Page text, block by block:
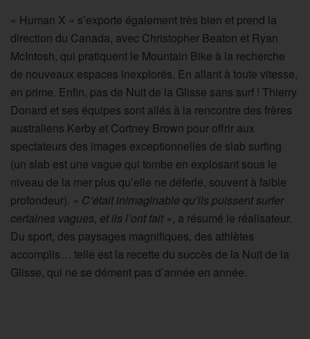
« Human X » s’exporte également très bien et prend la
direction du Canada, avec Christopher Beaton et Ryan
McIntosh, qui pratiquent le Mountain Bike à la recherche
de nouveaux espaces inexplorés. En allant à toute vitesse,
en prime. Enfin, pas de Nuit de la Glisse sans surf ! Thierry
Donard et ses équipes sont allés à la rencontre des frères
australiens Kerby et Cortney Brown pour offrir aux
spectateurs des images exceptionnelles de slab surfing
(un slab est une vague qui tombe en explosant sous le
niveau de la mer plus qu’elle ne déferle, souvent à faible
profondeur). « C’était inimaginable qu’ils puissent surfer
certaines vagues, et ils l’ont fait », a résumé le réalisateur.
Du sport, des paysages magnifiques, des athlètes
accomplis… telle est la recette du succès de la Nuit de la
Glisse, qui ne se dément pas d’année en année.